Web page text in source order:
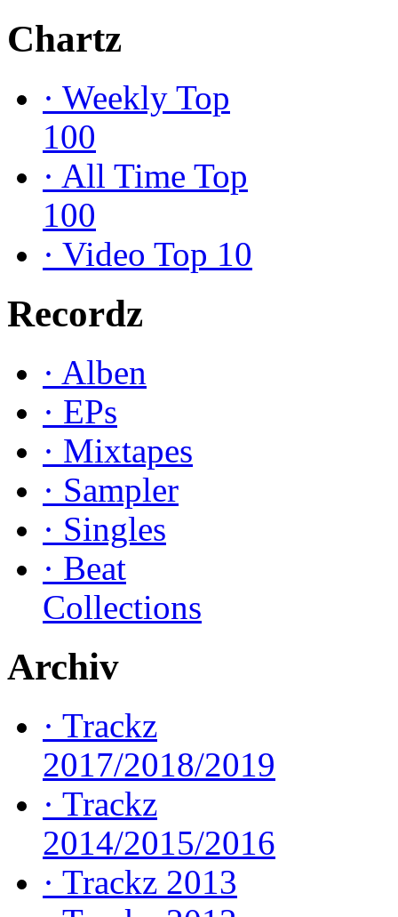
Chartz
· Weekly Top
100
· All Time Top
100
· Video Top 10
Recordz
· Alben
· EPs
· Mixtapes
· Sampler
· Singles
· Beat
Collections
Archiv
· Trackz
2017/2018/2019
· Trackz
2014/2015/2016
· Trackz 2013